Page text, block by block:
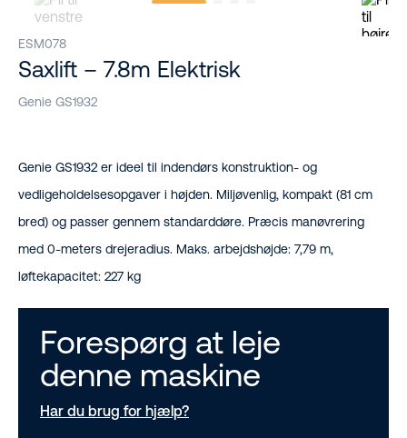
ESM078
Saxlift – 7.8m Elektrisk
Genie GS1932
Genie GS1932 er ideel til indendørs konstruktion- og
vedligeholdelsesopgaver i højden. Miljøvenlig, kompakt (81 cm
bred) og passer gennem standarddøre. Præcis manøvrering
med 0-meters drejeradius. Maks. arbejdshøjde: 7,79 m,
løftekapacitet: 227 kg
Forespørg at leje
denne maskine
Har du brug for hjælp?